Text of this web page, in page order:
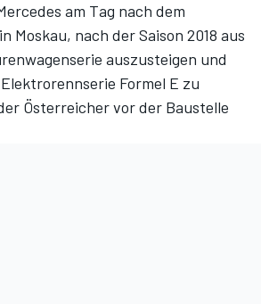
am Tag nach dem
Moskau, nach der Saison 2018 aus
auszusteigen und
Formel E zu
Österreicher vor der Baustelle